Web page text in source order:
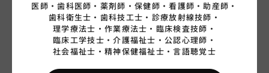
医師・歯科医師・ 薬剤師・ 保健師・看護師・助産師・
歯科衛生士・ 歯科技工士・ 診療放射線技師・
理学療法士・ 作業療法士・ 臨床検査技師・
臨床工学技士・介護福祉士・公認心理師・
社会福祉士・ 精神保健福祉士・言語聴覚士